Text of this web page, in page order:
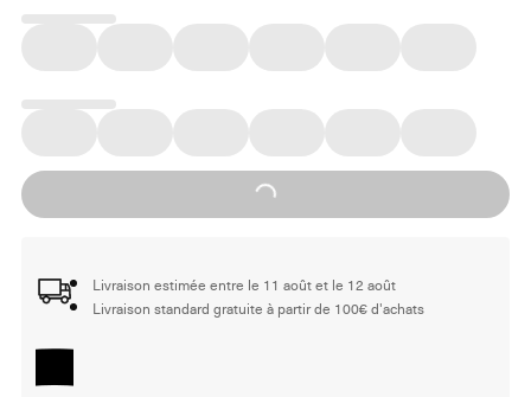
Loading...
Livraison estimée entre le 11 août et le 12 août
Livraison standard gratuite à partir de 100€ d'achats